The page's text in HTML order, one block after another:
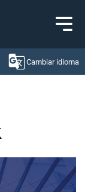
Cambiar idioma